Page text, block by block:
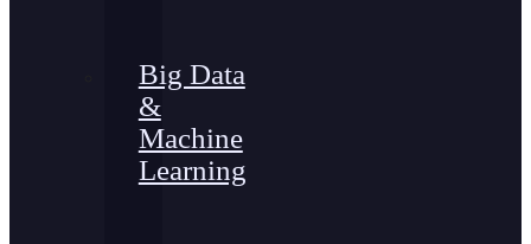
Big Data
&
Machine
Learning